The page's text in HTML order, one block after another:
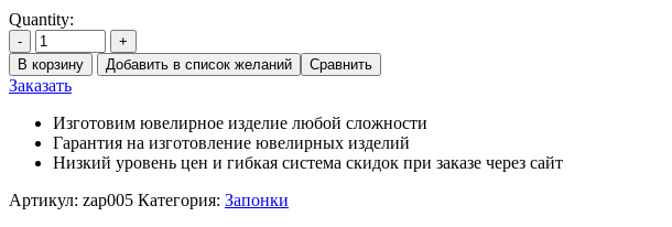
Quantity:
-
+
В корзину
Добавить в список желаний Сравнить
Заказать
Изготовим ювелирное изделие любой сложности
Гарантия на изготовление ювелирных изделий
Низкий уровень цен и гибкая система скидок при заказе через сайт
Артикул: zap005 Категория: Запонки